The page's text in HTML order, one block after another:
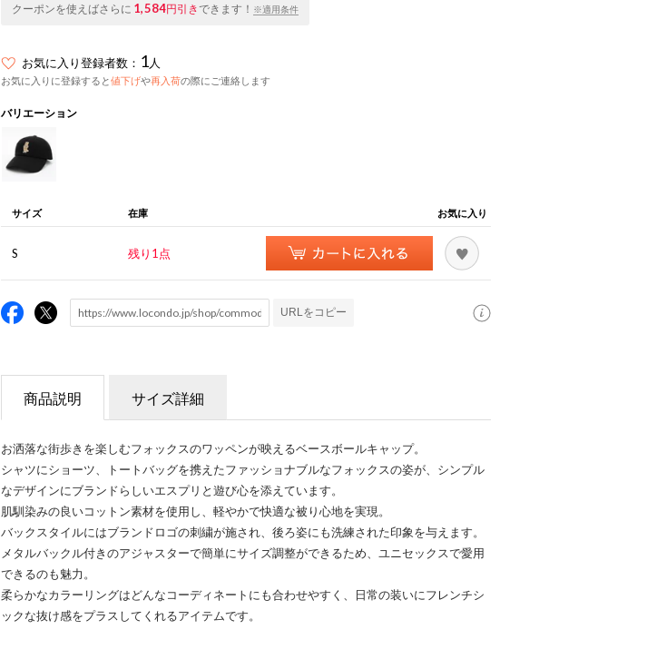
クーポンを使えばさらに 1,584円引きできます！ ※適用条件
お気に入り登録者数： 1人
お気に入りに登録すると値下げや再入荷の際にご連絡します
バリエーション
サイズ 在庫 お気に入り
S 残り1点
URLをコピー
商品説明 サイズ詳細
お洒落な街歩きを楽しむフォックスのワッペンが映えるベースボールキャップ。
シャツにショーツ、トートバッグを携えたファッショナブルなフォックスの姿が、シンプル
なデザインにブランドらしいエスプリと遊び心を添えています。
肌馴染みの良いコットン素材を使用し、軽やかで快適な被り心地を実現。
バックスタイルにはブランドロゴの刺繍が施され、後ろ姿にも洗練された印象を与えます。
メタルバックル付きのアジャスターで簡単にサイズ調整ができるため、ユニセックスで愛用
できるのも魅力。
柔らかなカラーリングはどんなコーディネートにも合わせやすく、日常の装いにフレンチシ
ックな抜け感をプラスしてくれるアイテムです。